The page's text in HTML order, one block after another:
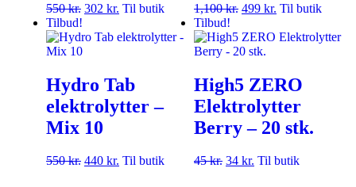
550kr. 302 kr. Til butik 1,100kr. 499 kr. Til butik
Tilbud!
Hydro Tab
elektrolytter –
Mix 10
550kr. 440 kr. Til butik
Tilbud!
High5 ZERO
Elektrolytter
Berry – 20 stk.
45kr. 34 kr. Til butik